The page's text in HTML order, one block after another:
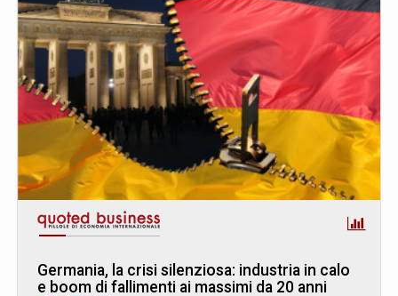
Germania, la crisi silenziosa: industria in calo
e boom di fallimenti ai massimi da 20 anni